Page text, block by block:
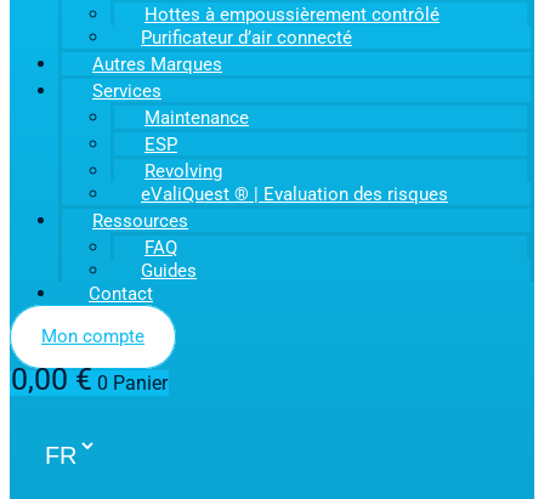
Hottes à empoussièrement contrôlé
Purificateur d’air connecté
Autres Marques
Services
Maintenance
ESP
Revolving
eValiQuest ® | Evaluation des risques
Ressources
FAQ
Guides
Contact
Mon compte
0,00€ 0 Panier